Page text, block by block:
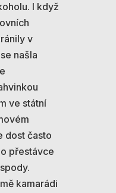
I když
v
našla
ve státní
dost často
přestávce
kamarádi